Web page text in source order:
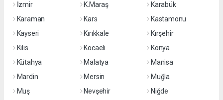
İzmir
K.Maraş
Karabük
Karaman
Kars
Kastamonu
Kayseri
Kırıkkale
Kırşehir
Kilis
Kocaeli
Konya
Kütahya
Malatya
Manisa
Mardin
Mersin
Muğla
Muş
Nevşehir
Niğde